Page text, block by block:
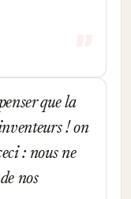
que la
! on
: nous ne
nos